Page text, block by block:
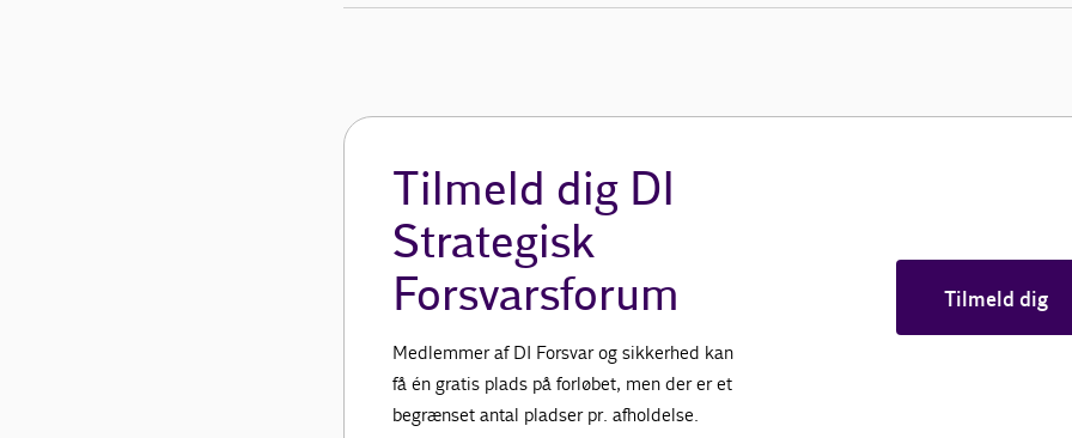
Tilmeld dig DI
Strategisk
Forsvarsforum
Medlemmer af DI Forsvar og sikkerhed kan
få én gratis plads på forløbet, men der er et
begrænset antal pladser pr. afholdelse.
Tilmeld dig